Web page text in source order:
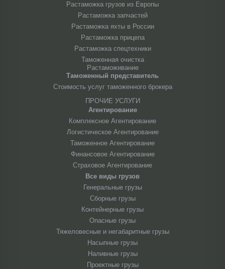
Растаможка грузов из Европы
Растаможка запчастей
Растаможка яхты в России
Растаможка прицепа
Растаможка спецтехники
Таможенная очистка
Растаможивание
Таможенный представитель
Стоимость услуг таможенного брокера
ПРОЧИЕ УСЛУГИ
Агентирование
Комплексное Агентирование
Логистическое Агентирование
Таможенное Агентирование
Финансовое Агентирование
Страховое Агентирование
Все виды грузов
Генеральные грузы
Сборные грузы
Контейнерные грузы
Опасные грузы
Тяжеловесные и негабаритные грузы
Насыпные грузы
Наливные грузы
Проектные грузы